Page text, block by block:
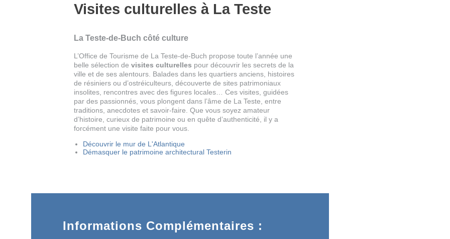
Visites culturelles à La Teste
La Teste-de-Buch côté culture
L’Office de Tourisme de La Teste-de-Buch propose toute l’année une
belle sélection de visites culturelles pour découvrir les secrets de la
ville et de ses alentours. Balades dans les quartiers anciens, histoires
de résiniers ou d’ostréiculteurs, découverte de sites patrimoniaux
insolites, rencontres avec des figures locales… Ces visites, guidées
par des passionnés, vous plongent dans l’âme de La Teste, entre
traditions, anecdotes et savoir-faire. Que vous soyez amateur
d’histoire, curieux de patrimoine ou en quête d’authenticité, il y a
forcément une visite faite pour vous.
Découvrir le mur de L'Atlantique
Démasquer le patrimoine architectural Testerin
Informations Complémentaires :